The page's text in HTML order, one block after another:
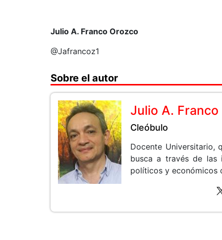
Julio A. Franco Orozco
@Jafrancoz1
Sobre el autor
Julio A.
Cleóbulo
Docente Universitario,
busca a través de las
políticos y económicos